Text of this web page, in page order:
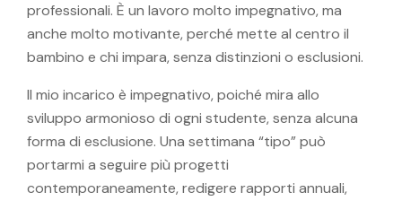
professionali. È un lavoro molto impegnativo, ma
anche molto motivante, perché mette al centro il
bambino e chi impara, senza distinzioni o esclusioni.
Il mio incarico è impegnativo, poiché mira allo
sviluppo armonioso di ogni studente, senza alcuna
forma di esclusione. Una settimana “tipo” può
portarmi a seguire più progetti
contemporaneamente, redigere rapporti annuali,